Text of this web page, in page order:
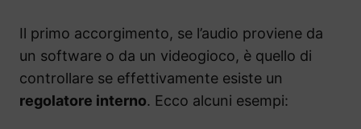
Il primo accorgimento, se l’audio proviene da
un software o da un videogioco, è quello di
controllare se effettivamente esiste un
regolatore interno. Ecco alcuni esempi: